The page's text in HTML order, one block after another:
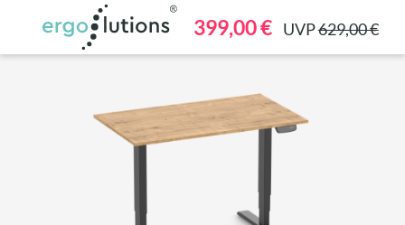
399,00 € UVP629,00 €